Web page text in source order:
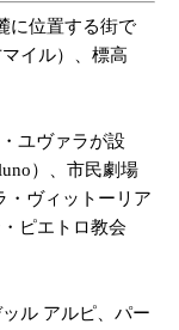
に位置する街で
イル）、標高
ユヴァラが設
）、市民劇場
・ヴィットーリア
ピエトロ教会
ル アルピ、パー